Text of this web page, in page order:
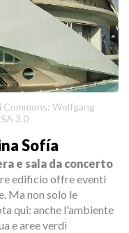
Commons: Wolfgang
3.0
Sofía
e sala da concerto
edificio offre eventi
Ma non solo le
qui: anche l'ambiente
e aree verdi